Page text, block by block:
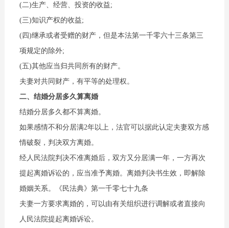
(二)生产、经营、投资的收益;
(三)知识产权的收益;
(四)继承或者受赠的财产，但是本法第一千零六十三条第三
项规定的除外;
(五)其他应当归共同所有的财产。
夫妻对共同财产，有平等的处理权。
二、结婚分居多久算离婚
结婚分居多久都不算离婚。
如果感情不和分居满2年以上，法官可以据此认定夫妻双方感
情破裂，判决双方离婚。
经人民法院判决不准离婚后，双方又分居满一年，一方再次
提起离婚诉讼的，应当准予离婚。离婚判决书生效，即解除
婚姻关系。《民法典》第一千零七十九条
夫妻一方要求离婚的，可以由有关组织进行调解或者直接向
人民法院提起离婚诉讼。